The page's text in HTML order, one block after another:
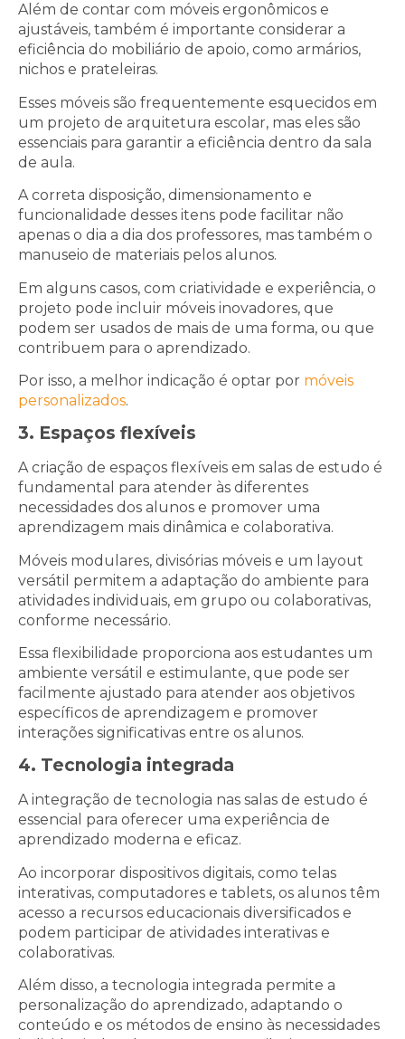
Além de contar com móveis ergonômicos e
ajustáveis, também é importante considerar a
eficiência do mobiliário de apoio, como armários,
nichos e prateleiras.
Esses móveis são frequentemente esquecidos em
um projeto de arquitetura escolar, mas eles são
essenciais para garantir a eficiência dentro da sala
de aula.
A correta disposição, dimensionamento e
funcionalidade desses itens pode facilitar não
apenas o dia a dia dos professores, mas também o
manuseio de materiais pelos alunos.
Em alguns casos, com criatividade e experiência, o
projeto pode incluir móveis inovadores, que
podem ser usados de mais de uma forma, ou que
contribuem para o aprendizado.
Por isso, a melhor indicação é optar por móveis
personalizados.
3. Espaços flexíveis
A criação de espaços flexíveis em salas de estudo é
fundamental para atender às diferentes
necessidades dos alunos e promover uma
aprendizagem mais dinâmica e colaborativa.
Móveis modulares, divisórias móveis e um layout
versátil permitem a adaptação do ambiente para
atividades individuais, em grupo ou colaborativas,
conforme necessário.
Essa flexibilidade proporciona aos estudantes um
ambiente versátil e estimulante, que pode ser
facilmente ajustado para atender aos objetivos
específicos de aprendizagem e promover
interações significativas entre os alunos.
4. Tecnologia integrada
A integração de tecnologia nas salas de estudo é
essencial para oferecer uma experiência de
aprendizado moderna e eficaz.
Ao incorporar dispositivos digitais, como telas
interativas, computadores e tablets, os alunos têm
acesso a recursos educacionais diversificados e
podem participar de atividades interativas e
colaborativas.
Além disso, a tecnologia integrada permite a
personalização do aprendizado, adaptando o
conteúdo e os métodos de ensino às necessidades